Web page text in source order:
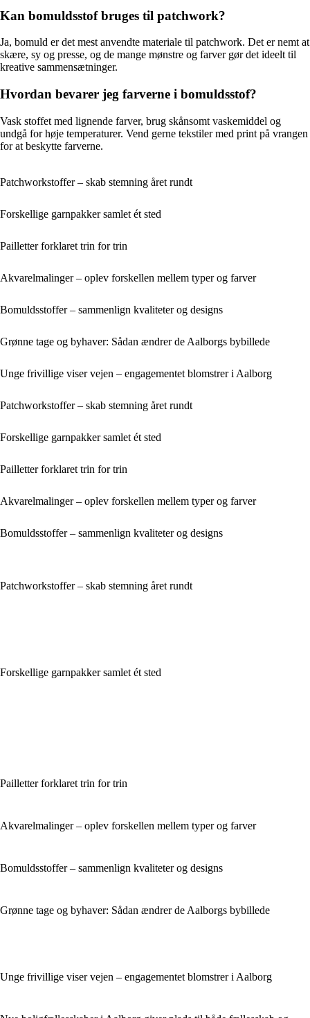
Kan bomuldsstof bruges til patchwork?
Ja, bomuld er det mest anvendte materiale til patchwork. Det er nemt at
skære, sy og presse, og de mange mønstre og farver gør det ideelt til
kreative sammensætninger.
Hvordan bevarer jeg farverne i bomuldsstof?
Vask stoffet med lignende farver, brug skånsomt vaskemiddel og
undgå for høje temperaturer. Vend gerne tekstiler med print på vrangen
for at beskytte farverne.
Patchworkstoffer – skab stemning året rundt
Forskellige garnpakker samlet ét sted
Pailletter forklaret trin for trin
Akvarelmalinger – oplev forskellen mellem typer og farver
Bomuldsstoffer – sammenlign kvaliteter og designs
Grønne tage og byhaver: Sådan ændrer de Aalborgs bybillede
Unge frivillige viser vejen – engagementet blomstrer i Aalborg
Patchworkstoffer – skab stemning året rundt
Forskellige garnpakker samlet ét sted
Pailletter forklaret trin for trin
Akvarelmalinger – oplev forskellen mellem typer og farver
Bomuldsstoffer – sammenlign kvaliteter og designs
Patchworkstoffer – skab stemning året rundt
Forskellige garnpakker samlet ét sted
Pailletter forklaret trin for trin
Akvarelmalinger – oplev forskellen mellem typer og farver
Bomuldsstoffer – sammenlign kvaliteter og designs
Grønne tage og byhaver: Sådan ændrer de Aalborgs bybillede
Unge frivillige viser vejen – engagementet blomstrer i Aalborg